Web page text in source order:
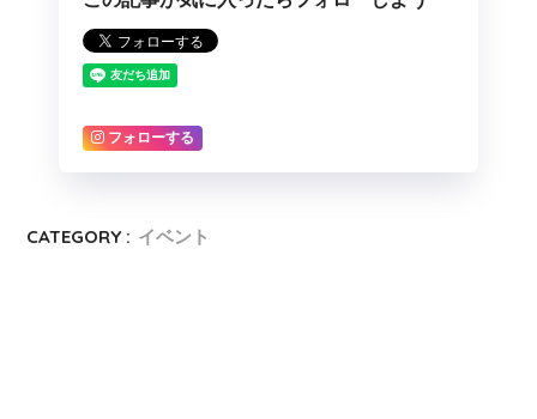
フォローする
CATEGORY : イベント